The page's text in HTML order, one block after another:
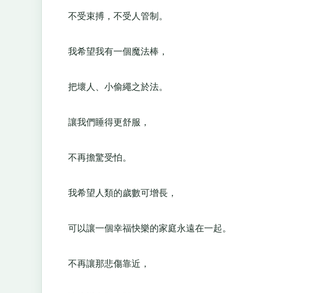
不受束搏，不受人管制。
我希望我有一個魔法棒，
把壞人、小偷繩之於法。
讓我們睡得更舒服，
不再擔驚受怕。
我希望人類的歲數可增長，
可以讓一個幸福快樂的家庭永遠在一起。
不再讓那悲傷靠近，